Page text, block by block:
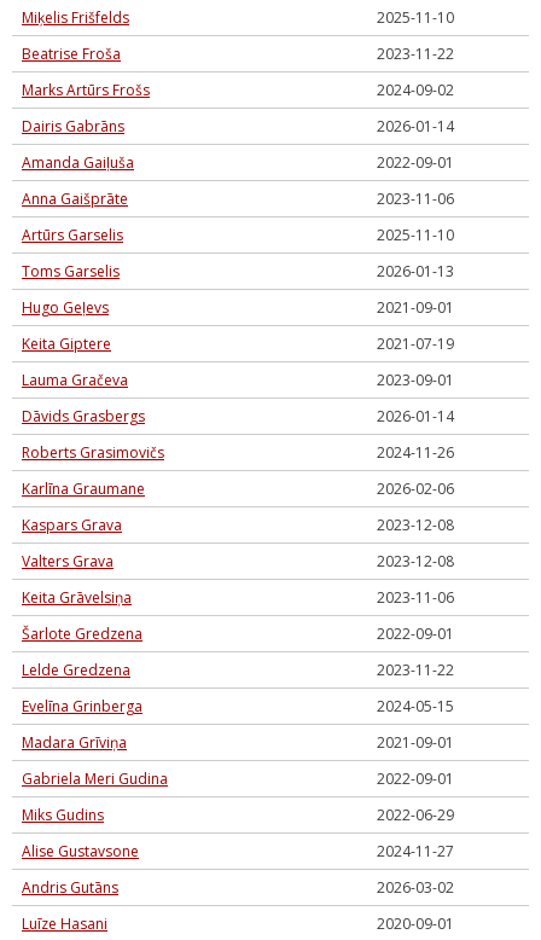
Miķelis Frišfelds
2025-11-10
Beatrise Froša
2023-11-22
Marks Artūrs Frošs
2024-09-02
Dairis Gabrāns
2026-01-14
Amanda Gaiļuša
2022-09-01
Anna Gaišprāte
2023-11-06
Artūrs Garselis
2025-11-10
Toms Garselis
2026-01-13
Hugo Geļevs
2021-09-01
Keita Giptere
2021-07-19
Lauma Gračeva
2023-09-01
Dāvids Grasbergs
2026-01-14
Roberts Grasimovičs
2024-11-26
Karlīna Graumane
2026-02-06
Kaspars Grava
2023-12-08
Valters Grava
2023-12-08
Keita Grāvelsiņa
2023-11-06
Šarlote Gredzena
2022-09-01
Lelde Gredzena
2023-11-22
Evelīna Grinberga
2024-05-15
Madara Grīviņa
2021-09-01
Gabriela Meri Gudina
2022-09-01
Miks Gudins
2022-06-29
Alise Gustavsone
2024-11-27
Andris Gutāns
2026-03-02
Luīze Hasani
2020-09-01